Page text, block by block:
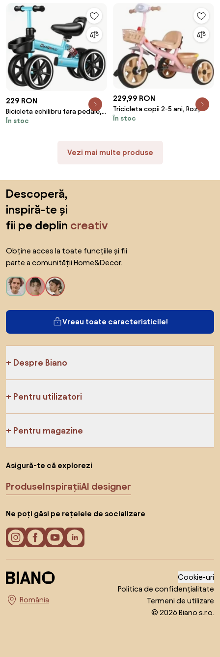
229 RON
Bicicleta echilibru fara pedale,
4 roti, 12", pentru copii 2-5 ani,
În stoc
229,99 RON
Tricicleta copii 2-5 ani, Roz,
Doua cosuri pentru jucarii, Roti
În stoc
Vezi mai multe produse
Descoperă,
inspiră-te și
fii pe deplin creativ
Obține acces la toate funcțiile și fii
parte a comunității Home&Decor.
Vreau toate caracteristicile!
Despre Biano
Pentru utilizatori
Pentru magazine
Asigură-te că explorezi
ProduseInspirațiiAI designer
Ne poți găsi pe rețelele de socializare
Alege țara
Cookie-uri
Politica de confidențialitate
Termeni de utilizare
© 2026 Biano s.r.o.